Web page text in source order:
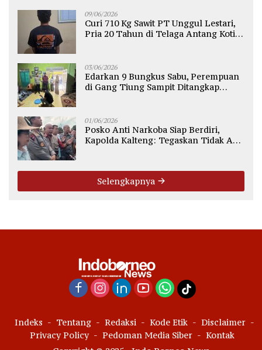
09/06/2026
Curi 710 Kg Sawit PT Unggul Lestari,
Pria 20 Tahun di Telaga Antang Kotim
03/06/2026
Edarkan 9 Bungkus Sabu, Perempuan
di Gang Tiung Sampit Ditangkap
01/06/2026
Posko Anti Narkoba Siap Berdiri,
Kapolda Kalteng: Tegaskan Tidak Ada
Selengkapnya
Indeks Tentang Redaksi Kode Etik
Disclaimer
Privacy Policy
Pedoman Media Siber
Kontak